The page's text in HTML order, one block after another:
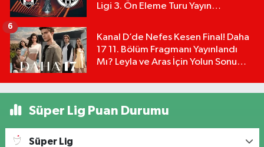
Ligi 3. Ön Eleme Turu Yayın
Kanal D’de Nefes Kesen Final! Daha
17 11. Bölüm Fragmanı Yayınlandı
Mı? Leyla ve Aras İçin Yolun Sonu
6
Süper Lig Puan Durumu
Süper Lig